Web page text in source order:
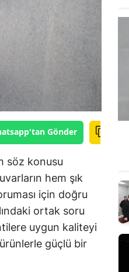
Gönder
söz konusu
hem şık
için doğru
ortak soru
uygun kaliteyi
güçlü bir